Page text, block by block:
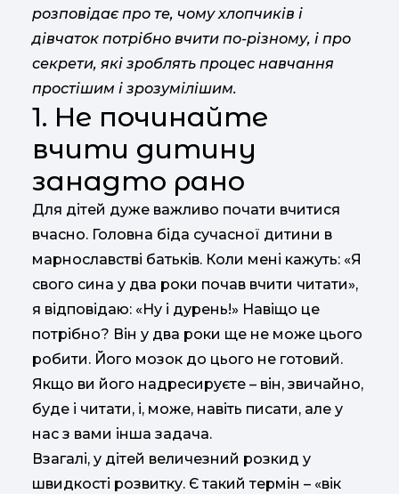
розповідає про те, чому хлопчиків і
дівчаток потрібно вчити по-різному, і про
секрети, які зроблять процес навчання
простішим і зрозумілішим.
1. Не починайте
вчити дитину
занадто рано
Для дітей дуже важливо почати вчитися
вчасно. Головна біда сучасної дитини в
марнославстві батьків. Коли мені кажуть: «Я
свого сина у два роки почав вчити читати»,
я відповідаю: «Ну і дурень!» Навіщо це
потрібно? Він у два роки ще не може цього
робити. Його мозок до цього не готовий.
Якщо ви його надресируєте – він, звичайно,
буде і читати, і, може, навіть писати, але у
нас з вами інша задача.
Взагалі, у дітей величезний розкид у
швидкості розвитку. Є такий термін – «вік